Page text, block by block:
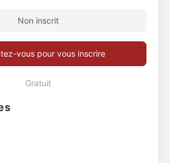
Non inscrit
vous pour vous inscrire
Gratuit